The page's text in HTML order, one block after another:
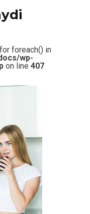
ydi
foreach() in
wp-
on line 407